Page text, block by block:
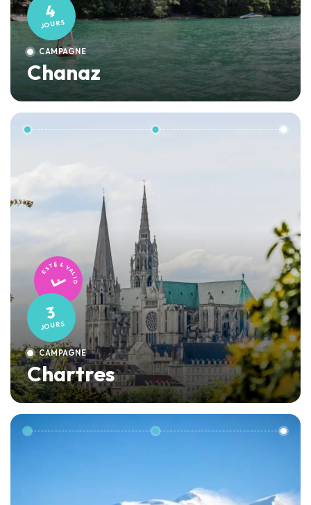
4
JOURS
CAMPAGNE
Chanaz
TESTÉ & VALIDÉ
3
JOURS
CAMPAGNE
Chartres